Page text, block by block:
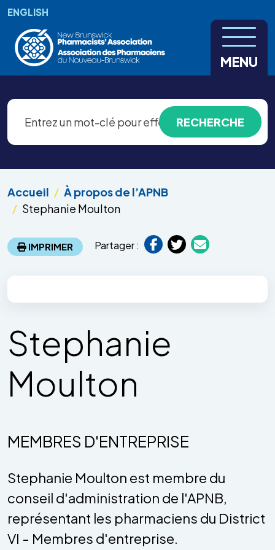
Aller au contenu principal
ENGLISH
MENU
Accueil
À propos de l’APNB
Stephanie Moulton
IMPRIMER Partager :
Stephanie
Moulton
MEMBRES D'ENTREPRISE
Stephanie Moulton est membre du
conseil d'administration de l'APNB,
représentant les pharmaciens du District
VI - Membres d'entreprise.